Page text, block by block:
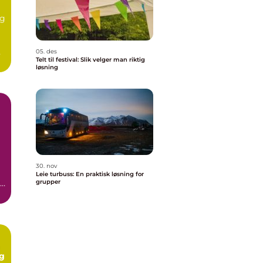
05. des
Telt til festival: Slik velger man riktig
løsning
30. nov
Leie turbuss: En praktisk løsning for
grupper